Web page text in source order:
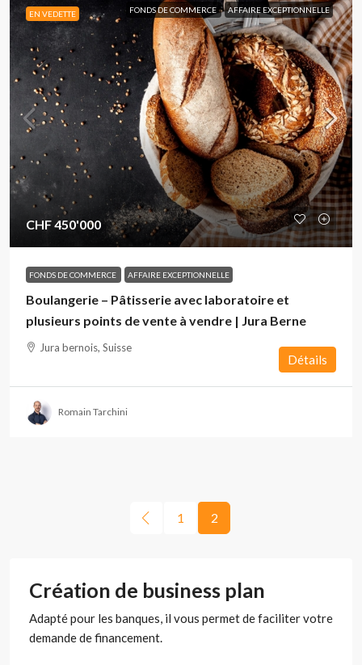
EN VEDETTE FONDS DE COMMERCE AFFAIRE EXCEPTIONNELLE
CHF 450'000
FONDS DE COMMERCE AFFAIRE EXCEPTIONNELLE
Boulangerie – Pâtisserie avec laboratoire et
plusieurs points de vente à vendre | Jura Berne
Jura bernois, Suisse
Détails
Romain Tarchini
1 2
Création de business plan
Adapté pour les banques, il vous permet de faciliter votre
demande de financement.